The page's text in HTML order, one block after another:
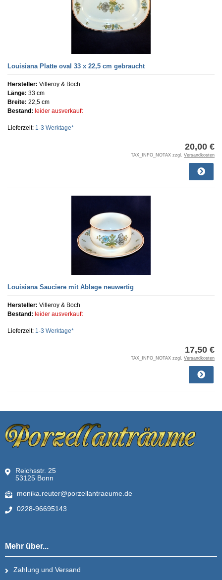
Louisiana Platte oval 33 x 22,5 cm gebraucht
Hersteller: Villeroy & Boch
Länge: 33 cm
Breite: 22,5 cm
Bestand: leider ausverkauft
Lieferzeit: 1-3 Werktage*
20,00 €
TAX_INFO_NOTAX zzgl. Versandkosten
Louisiana Sauciere mit Ablage neuwertig
Hersteller: Villeroy & Boch
Bestand: leider ausverkauft
Lieferzeit: 1-3 Werktage*
17,50 €
TAX_INFO_NOTAX zzgl. Versandkosten
Reichsstr. 25
53125 Bonn
monika.reuter@porzellantraeume.de
0228-96695143
Mehr über...
Zahlung und Versand